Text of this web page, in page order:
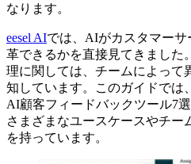
なります。
eesel AIでは、AIがカスタマー
革できるかを直接見てきました
理に関しては、チームによって
知しています。このガイドでは
AI顧客フィードバックツール7
さまざまなユースケースやチー
を持っています。